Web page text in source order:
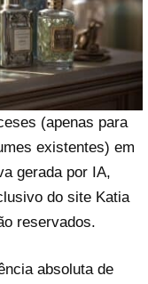
(apenas para
existentes) em
gerada por IA,
do site Katia
reservados.
absoluta de